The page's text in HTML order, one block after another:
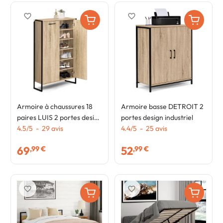
Armoire à chaussures 18
paires LUIS 2 portes design
industriel
4.5/5 - 29avis
69,99 €
favorite_border
Armoire basse DETROIT 2
portes design industriel
4.4/5 - 25 avis
52,99 €
favorite_border
favorite_border favorite_border